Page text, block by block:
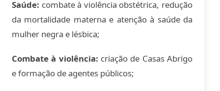
Saúde: combate à violência obstétrica, redução
da mortalidade materna e atenção à saúde da
mulher negra e lésbica;
Combate à violência: criação de Casas Abrigo
e formação de agentes públicos;